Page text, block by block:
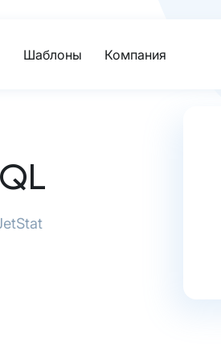
Шаблоны Компания